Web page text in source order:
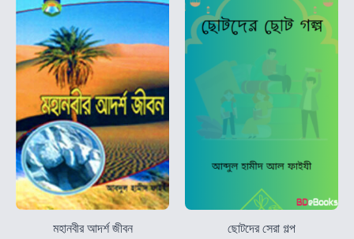
মহানবীর আদর্শ জীবন ছোটদের সেরা গল্প